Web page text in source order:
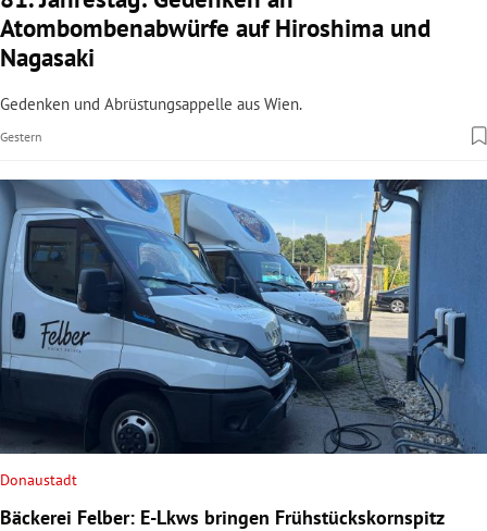
Atombombenabwürfe auf Hiroshima und
Nagasaki
Gedenken und Abrüstungsappelle aus Wien.
Gestern
Donaustadt
Bäckerei Felber: E-Lkws bringen Frühstückskornspitz